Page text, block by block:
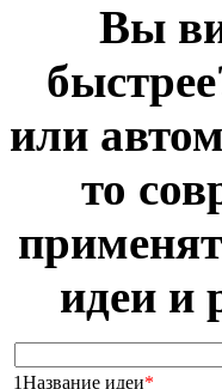
Вы
или
то
идеи и
1Название идеи*